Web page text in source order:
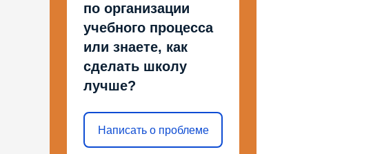
по организации
учебного процесса
или знаете, как
сделать школу
лучше?
Написать о проблеме